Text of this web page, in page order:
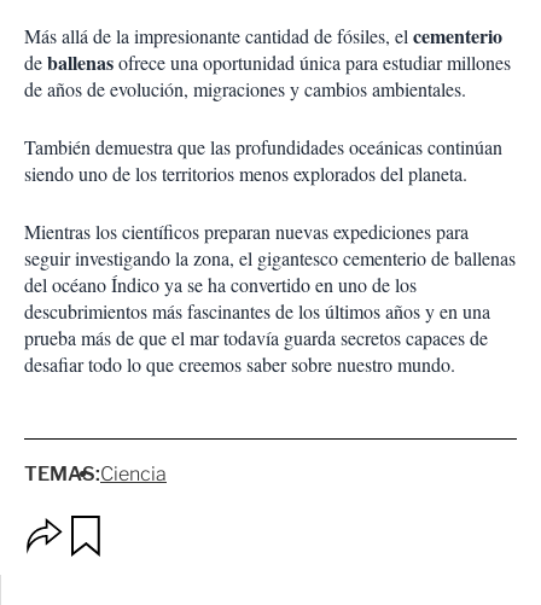
Más allá de la impresionante cantidad de fósiles, elcementerio
deballenasofrece una oportunidad única para estudiar millones
de años de evolución, migraciones y cambios ambientales.
También demuestra que las profundidades oceánicas continúan
siendo uno de los territorios menos explorados del planeta.
Mientras los científicos preparan nuevas expediciones para
seguir investigando la zona, el gigantesco cementerio de ballenas
del océano Índico ya se ha convertido en uno de los
descubrimientos más fascinantes de los últimos años y en una
prueba más de que el mar todavía guarda secretos capaces de
desafiar todo lo que creemos saber sobre nuestro mundo.
TEMAS:Ciencia